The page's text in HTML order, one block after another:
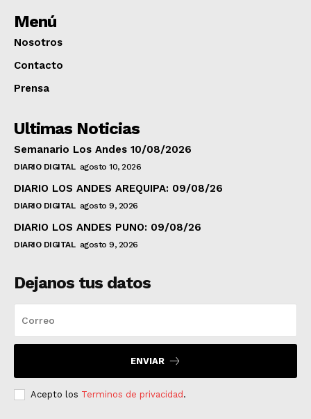
Menú
Nosotros
Contacto
Prensa
Ultimas Noticias
Semanario Los Andes 10/08/2026
DIARIO DIGITAL agosto 10, 2026
DIARIO LOS ANDES AREQUIPA: 09/08/26
DIARIO DIGITAL agosto 9, 2026
DIARIO LOS ANDES PUNO: 09/08/26
DIARIO DIGITAL agosto 9, 2026
Dejanos tus datos
ENVIAR
Acepto los Terminos de privacidad.